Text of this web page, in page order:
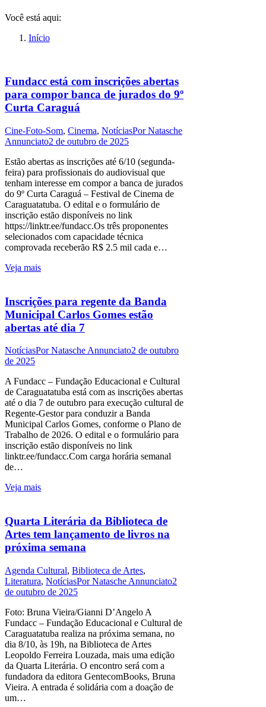
Você está aqui:
Início
Fundacc está com inscrições abertas
para compor banca de jurados do 9º
Curta Caraguá
Cine-Foto-Som, Cinema, NotíciasPorNatasche
Annunciato2 de outubro de 2025
Estão abertas as inscrições até 6/10 (segunda-
feira) para profissionais do audiovisual que
tenham interesse em compor a banca de jurados
do 9º Curta Caraguá – Festival de Cinema de
Caraguatatuba. O edital e o formulário de
inscrição estão disponíveis no link
https://linktr.ee/fundacc.Os três proponentes
selecionados com capacidade técnica
comprovada receberão R$ 2.5 mil cada e…
Veja mais
Inscrições para regente da Banda
Municipal Carlos Gomes estão
abertas até dia 7
NotíciasPorNatasche Annunciato2 de outubro
de 2025
A Fundacc – Fundação Educacional e Cultural
de Caraguatatuba está com as inscrições abertas
até o dia 7 de outubro para execução cultural de
Regente-Gestor para conduzir a Banda
Municipal Carlos Gomes, conforme o Plano de
Trabalho de 2026. O edital e o formulário para
inscrição estão disponíveis no link
linktr.ee/fundacc.Com carga horária semanal
de…
Veja mais
Quarta Literária da Biblioteca de
Artes tem lançamento de livros na
próxima semana
Agenda Cultural, Biblioteca de Artes,
Literatura, NotíciasPorNatasche Annunciato2
de outubro de 2025
Foto: Bruna Vieira/Gianni D’Angelo A
Fundacc – Fundação Educacional e Cultural de
Caraguatatuba realiza na próxima semana, no
dia 8/10, às 19h, na Biblioteca de Artes
Leopoldo Ferreira Louzada, mais uma edição
da Quarta Literária. O encontro será com a
fundadora da editora GentecomBooks, Bruna
Vieira. A entrada é solidária com a doação de
um…